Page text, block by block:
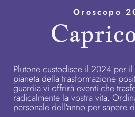
Oroscopo
Plutone custodisce il 2024 per
pianeta della trasformazione
guardia vi offrirà eventi che
radicalmente la vostra vita.
personale dell'anno per sapere